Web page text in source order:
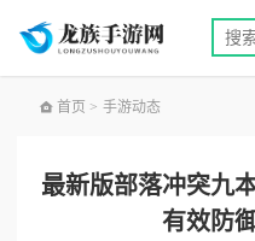
首页 > 手游动态
最新版部落冲突九
有效防